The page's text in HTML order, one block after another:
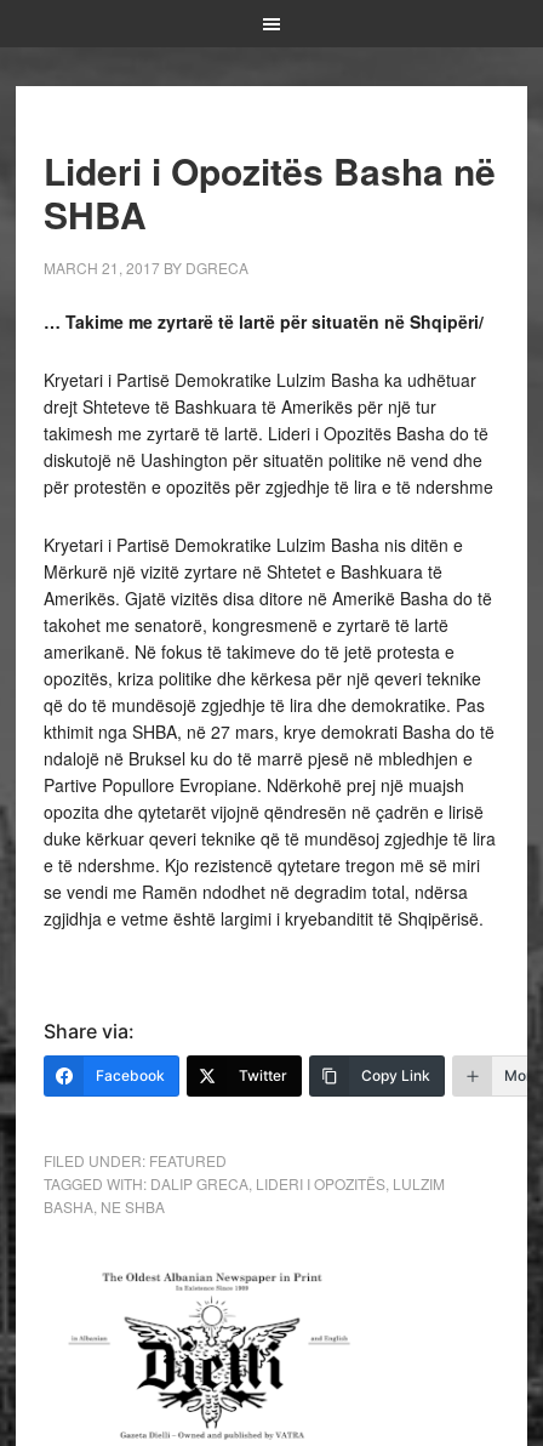
Lideri i Opozitës Basha në
SHBA
MARCH 21, 2017BY DGRECA
… Takime me zyrtarë të lartë për situatën në Shqipëri/
Kryetari i Partisë Demokratike Lulzim Basha ka udhëtuar
drejt Shteteve të Bashkuara të Amerikës për një tur
takimesh me zyrtarë të lartë. Lideri i Opozitës Basha do të
diskutojë në Uashington për situatën politike në vend dhe
për protestën e opozitës për zgjedhje të lira e të ndershme
Kryetari i Partisë Demokratike Lulzim Basha nis ditën e
Mërkurë një vizitë zyrtare në Shtetet e Bashkuara të
Amerikës. Gjatë vizitës disa ditore në Amerikë Basha do të
takohet me senatorë, kongresmenë e zyrtarë të lartë
amerikanë. Në fokus të takimeve do të jetë protesta e
opozitës, kriza politike dhe kërkesa për një qeveri teknike
që do të mundësojë zgjedhje të lira dhe demokratike. Pas
kthimit nga SHBA, në 27 mars, krye demokrati Basha do të
ndalojë në Bruksel ku do të marrë pjesë në mbledhjen e
Partive Popullore Evropiane. Ndërkohë prej një muajsh
opozita dhe qytetarët vijojnë qëndresën në çadrën e lirisë
duke kërkuar qeveri teknike që të mundësoj zgjedhje të lira
e të ndershme. Kjo rezistencë qytetare tregon më së miri
se vendi me Ramën ndodhet në degradim total, ndërsa
zgjidhja e vetme është largimi i kryebanditit të Shqipërisë.
Share via:
Facebook Twitter Copy Link More
FILED UNDER: FEATURED
TAGGED WITH: DALIP GRECA, LIDERI I OPOZITËS, LULZIM
BASHA, NE SHBA